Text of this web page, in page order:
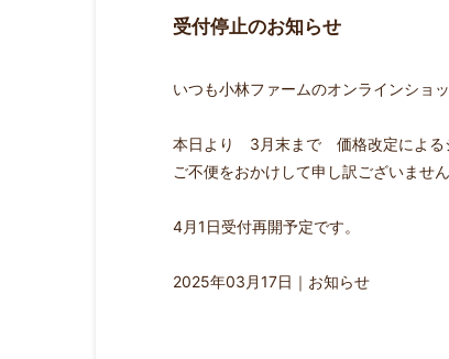
受付停止のお知らせ
いつも小林ファームのオンラインショ
本日より 3月末まで 価格改定による
ご不便をおかけして申し訳ございませ
4月1日受付再開予定です。
2025年03月17日｜ お知らせ